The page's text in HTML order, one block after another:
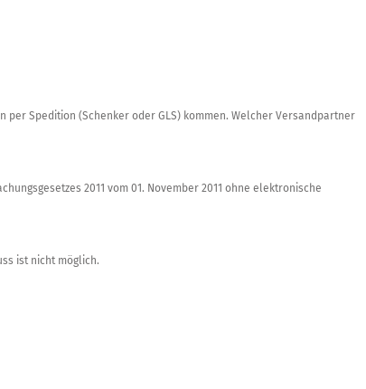
per Spedition (Schenker oder GLS) kommen. Welcher Versandpartner
2011 vom 01. November 2011 ohne elektronische
ist nicht möglich.